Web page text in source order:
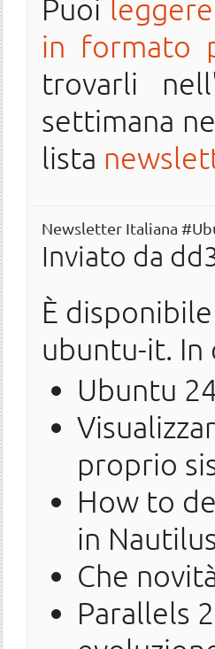
Puoi
in formato
trovarli
settimana
lista
Newsletter Italiana
Inviato da
È
ubuntu-it. In
Ubuntu
proprio
How to
in
Che
Parallels